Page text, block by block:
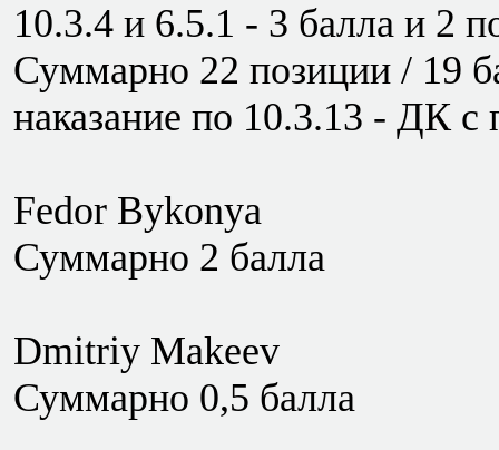
10.3.4 и 6.5.1 - 3 балла и 2
Суммарно 22 позиции / 19
наказание по 10.3.13 - ДК с
Fedor Bykonya
Суммарно 2 балла
Dmitriy Makeev
Суммарно 0,5 балла